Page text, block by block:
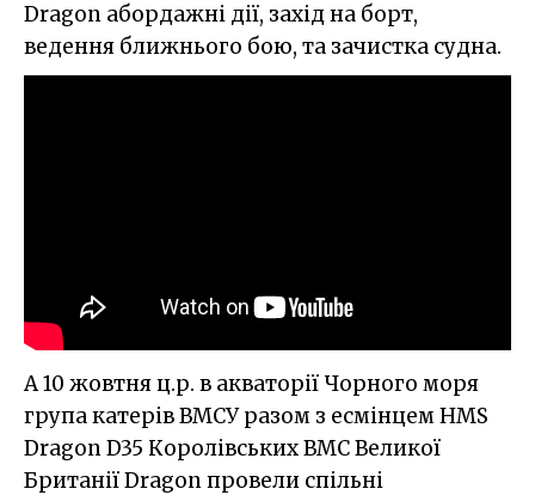
Dragon абордажні дії, захід на борт,
ведення ближнього бою, та зачистка судна.
А 10 жовтня ц.р. в акваторії Чорного моря
група катерів ВМСУ разом з есмінцем HMS
Dragon D35 Королівських ВМС Великої
Британії Dragon провели спільні